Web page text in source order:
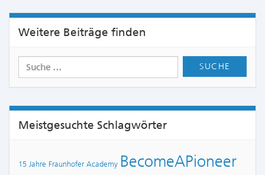
Weitere Beiträge finden
Meistgesuchte Schlagwörter
15 Jahre Fraunhofer Academy BecomeAPioneer